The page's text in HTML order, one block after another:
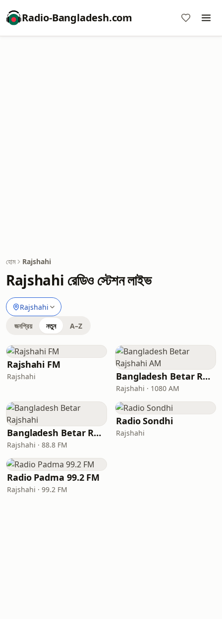
Radio-Bangladesh.com
হোম Rajshahi
Rajshahi রেডিও স্টেশন লাইভ
Rajshahi
জনপ্রিয় নতুন A–Z
Rajshahi FM
Rajshahi Bangladesh Betar Rajshahi AM
Rajshahi · 1080 AM
Bangladesh Betar Rajshahi
Rajshahi · 88.8 FM
Radio Sondhi
Rajshahi
Radio Padma 99.2 FM
Rajshahi · 99.2 FM